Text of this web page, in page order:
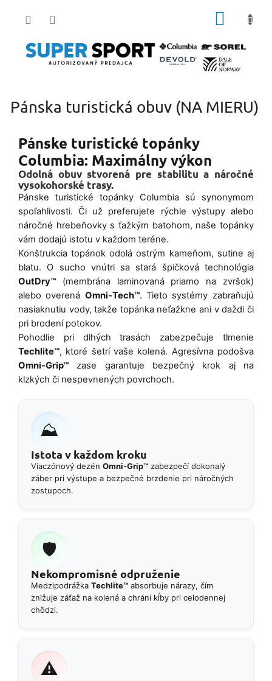
Pánska turistická obuv (NA MIERU)
Pánske turistické topánky
Columbia: Maximálny výkon
Odolná obuv stvorená pre stabilitu a náročné
vysokohorské trasy.
Pánske turistické topánky Columbia sú synonymom
spoľahlivosti. Či už preferujete rýchle výstupy alebo
náročné hrebeňovky s ťažkým batohom, naše topánky
vám dodajú istotu v každom teréne.
Konštrukcia topánok odolá ostrým kameňom, sutine aj
blatu. O sucho vnútri sa stará špičková technológia
OutDry™ (membrána laminovaná priamo na zvršok)
alebo overená Omni-Tech™. Tieto systémy zabraňujú
nasiaknutiu vody, takže topánka neťažkne ani v daždi či
pri brodení potokov.
Pohodlie pri dlhých trasách zabezpečuje tlmenie
Techlite™, ktoré šetrí vaše kolená. Agresívna podošva
Omni-Grip™ zase garantuje bezpečný krok aj na
klzkých či nespevnených povrchoch.
⛰️
Istota v každom kroku
Viaczónový dezénOmni-Grip™ zabezpečí dokonalý
záber pri výstupe a bezpečné brzdenie pri náročných
zostupoch.
🛡️
Nekompromisné odpruženie
MedzipodrážkaTechlite™ absorbuje nárazy, čím
znižuje záťaž na kolená a chráni kĺby pri celodennej
chôdzi.
⚠️